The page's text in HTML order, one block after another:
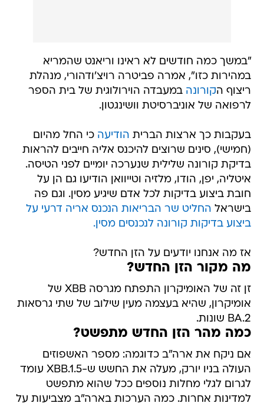
"במשך כמה חודשים לא ראינו וריאנט שהמריא
במהירות כזו", אמרה פביטרה רויצ'ודהורי, מנהלת
ריצוף הקורונה במעבדה הוירולוגית של בית הספר
לרפואה של אוניברסיטת וושינגטון.
בעקבות כך ארצות הברית הודיעה כי החל מהיום
(חמישי), סינים שרוצים להיכנס אליה חייבים להראות
בדיקת קורונה שלילית שנערכה יומיים לפני הטיסה.
איטליה, יפן, הודו, מלזיה וטייוואן הודיעו גם הן על
חובת ביצוע בדיקות לכל אדם שיגיע מסין. וגם פה
בישראל החליט שר הבריאות הנכנס אריה דרעי על
ביצוע בדיקות קורונה לנכנסים מסין.
אז מה אנחנו יודעים על הזן החדש?
מה מקור הזן החדש?
זן זה של האומיקרון התפתח מגרסה XBB של
אומיקרון, שהיא בעצמה מעין שילוב של שתי גרסאות
BA.2 שונות.
כמה מהר הזן החדש מתפשט?
אם ניקח את ארה"ב כדוגמה: מספר האשפוזים
העולה בניו יורק, מעלה את החשש ש-XBB.1.5 עומד
לגרום לגלי מחלות נוספים ככל שהוא מתפשט
למדינות אחרות. כמה הערכות בארה"ב מצביעות על